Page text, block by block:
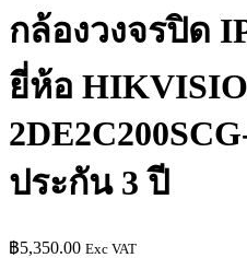
กล้องวงจรปิด
ยี่ห้อ
ประกัน 3 ปี
฿5,350.00 Exc VAT